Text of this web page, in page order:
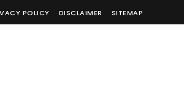
POLICY DISCLAIMER SITEMAP